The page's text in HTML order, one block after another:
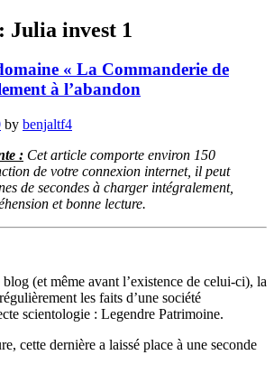
Julia invest 1
« La Commanderie de
à l’abandon
by benjaltf4
: Cet article comporte environ 150
de votre connexion internet, il peut
de secondes à charger intégralement,
et bonne lecture.
(et même avant l’existence de celui-ci), la
les faits d’une société
scientologie : Legendre Patrimoine.
cette dernière a laissé place à une seconde